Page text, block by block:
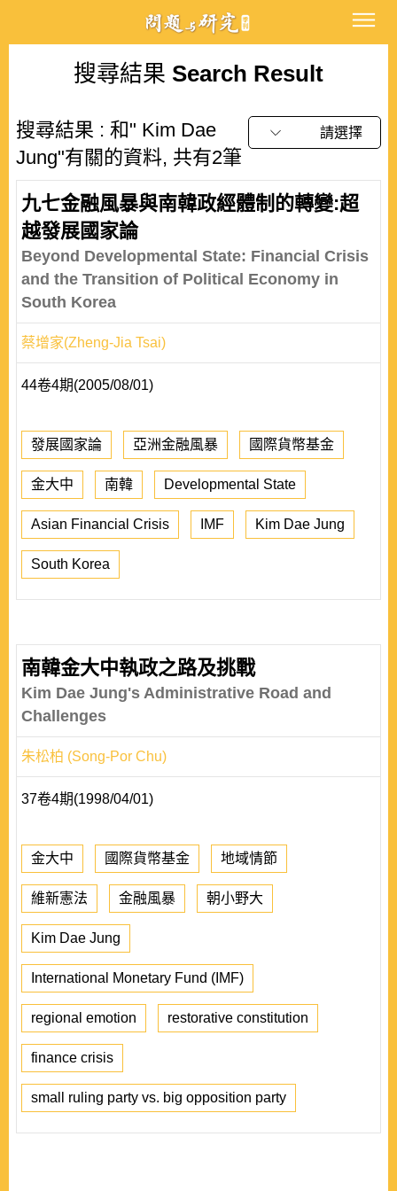
搜尋結果 Search Result
搜尋結果 : 和" Kim Dae
Jung"有關的資料, 共有2筆
請選擇
九七金融風暴與南韓政經體制的轉變:超
越發展國家論
Beyond Developmental State: Financial Crisis
and the Transition of Political Economy in
South Korea
蔡增家(Zheng-Jia Tsai)
44卷4期(2005/08/01)
發展國家論 亞洲金融風暴 國際貨幣基金
金大中 南韓 Developmental State
Asian Financial Crisis IMF Kim Dae Jung
South Korea
南韓金大中執政之路及挑戰
Kim Dae Jung's Administrative Road and
Challenges
朱松柏 (Song-Por Chu)
37卷4期(1998/04/01)
金大中 國際貨幣基金 地域情節
維新憲法 金融風暴 朝小野大
Kim Dae Jung
International Monetary Fund (IMF)
regional emotion restorative constitution
finance crisis
small ruling party vs. big opposition party